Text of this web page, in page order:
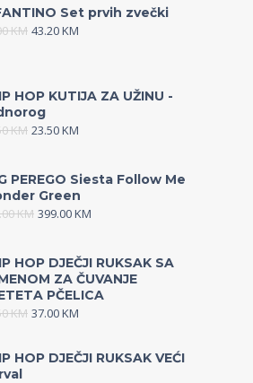
Set prvih zvečki
KM 43.20KM
HOP KUTIJA ZA UŽINU -
KM 23.50KM
PEREGO Siesta Follow Me
Green
KM 399.00KM
HOP DJEČJI RUKSAK SA
ZA ČUVANJE
PČELICA
KM 37.00KM
HOP DJEČJI RUKSAK VEĆI